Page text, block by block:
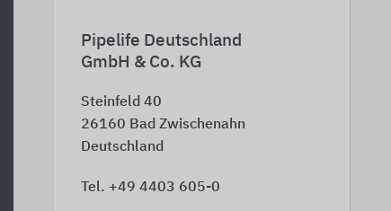
Pipelife Deutschland
GmbH & Co. KG
Steinfeld 40
26160 Bad Zwischenahn
Deutschland
Tel. +49 4403 605-0